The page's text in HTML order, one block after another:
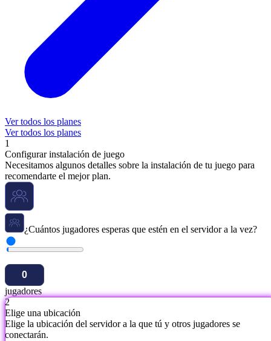
Ver todos los planes
Ver todos los planes
1
Configurar instalación de juego
Necesitamos algunos detalles sobre la instalación de tu juego para
recomendarte el mejor plan.
¿Cuántos jugadores esperas que estén en el servidor a la vez?
jugadores
2
Elige una ubicación
Elige la ubicación del servidor a la que tú y otros jugadores se
conectarán.